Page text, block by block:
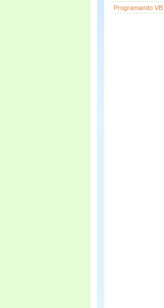
Programando VB